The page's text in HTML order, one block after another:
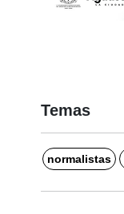
Temas
normalistas